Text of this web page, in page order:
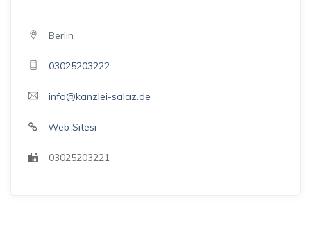
Berlin
03025203222
info@kanzlei-salaz.de
Web Sitesi
03025203221